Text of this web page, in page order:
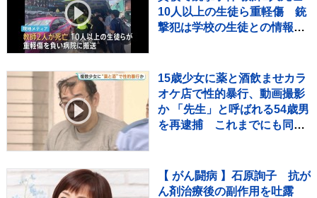
10人以上の生徒ら重軽傷 銃
撃犯は学校の生徒との情報、
15歳少女に薬と酒飲ませカラ
オケ店で性的暴行、動画撮影
か 「先生」と呼ばれる54歳男
を再逮捕 これまでにも同様
【 がん闘病 】石原詢子 抗が
ん剤治療後の副作用を吐露